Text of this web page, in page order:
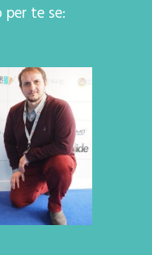
te se: